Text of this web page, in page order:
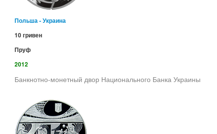
Польша - Украина
10 гривен
Пруф
2012
Банкнотно-монетный двор Национального Банка Украины